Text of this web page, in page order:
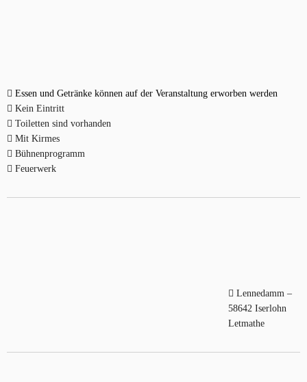
Essen und Getränke können auf der Veranstaltung erworben werden
Kein Eintritt
Toiletten sind vorhanden
Mit Kirmes
Bühnenprogramm
Feuerwerk
Lennedamm –
58642 Iserlohn
Letmathe